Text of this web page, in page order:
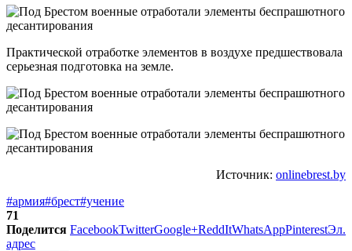
Практической отработке элементов в воздухе предшествовала
серьезная подготовка на земле.
Источник: onlinebrest.by
#армия#брест#учение
71
Поделится FacebookTwitterGoogle+ReddItWhatsAppPinterestЭл.
адрес